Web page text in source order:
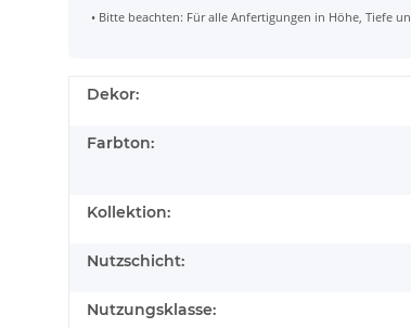
• Bitte beachten: Für alle Anfertigungen in Höhe, Tiefe
Dekor:
Farbton:
Kollektion:
Nutzschicht:
Nutzungsklasse: